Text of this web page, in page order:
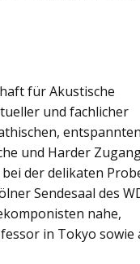
für Akustische
und fachlicher
und Harder
der delikaten
Sendesaal des
nahe,
in Tokyo sowie